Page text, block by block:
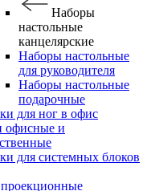
Наборы
настольные
канцелярские
Наборы настольные
для руководителя
Наборы настольные
подарочные
для ног в офис
офисные и
для системных блоков